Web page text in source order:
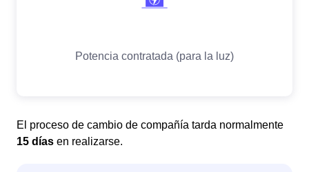
El proceso de cambio de compañía tarda normalmente
15 días en realizarse.